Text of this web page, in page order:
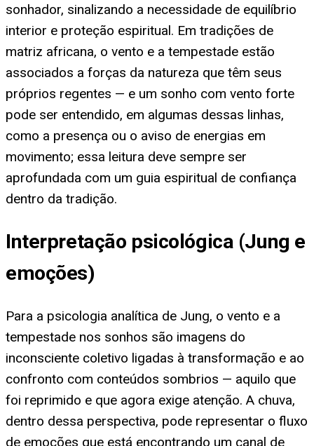
sonhador, sinalizando a necessidade de equilíbrio
interior e proteção espiritual. Em tradições de
matriz africana, o vento e a tempestade estão
associados a forças da natureza que têm seus
próprios regentes — e um sonho com vento forte
pode ser entendido, em algumas dessas linhas,
como a presença ou o aviso de energias em
movimento; essa leitura deve sempre ser
aprofundada com um guia espiritual de confiança
dentro da tradição.
Interpretação psicológica (Jung e
emoções)
Para a psicologia analítica de Jung, o vento e a
tempestade nos sonhos são imagens do
inconsciente coletivo ligadas à transformação e ao
confronto com conteúdos sombrios — aquilo que
foi reprimido e que agora exige atenção. A chuva,
dentro dessa perspectiva, pode representar o fluxo
de emoções que está encontrando um canal de